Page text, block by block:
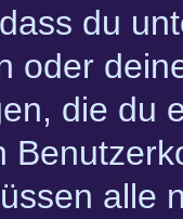
du
oder
die du
alle